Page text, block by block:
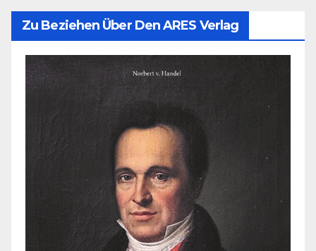
Zu Beziehen Über Den ARES Verlag